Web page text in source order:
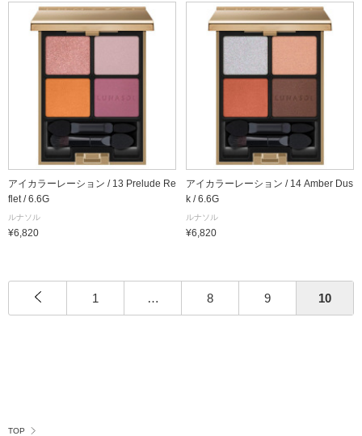
アイカラーレーション / 13 Prelude Re
flet / 6.6G
ルナソル
¥6,820
アイカラーレーション / 14 Amber Dus
k / 6.6G
ルナソル
¥6,820
1 … 8 9 10
TOP